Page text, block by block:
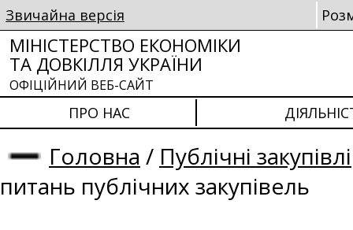
Звичайна версія
МІНІСТЕРСТВО ЕКОНОМІКИ
ТА ДОВКІЛЛЯ УКРАЇНИ
ОФІЦІЙНИЙ ВЕБ-САЙТ
ПРО НАС
Головна / Публічні закупівлі
питань публічних закупівель